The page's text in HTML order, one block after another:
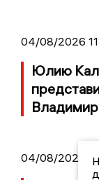
04/08/2026
Юлию
04/08/2026